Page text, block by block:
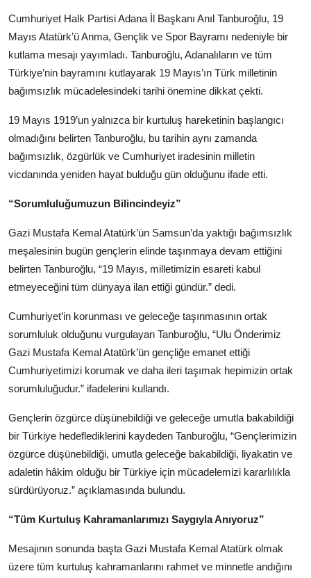
Sivil Toplum Kuruluşları
Kamu Kurumları ve Üst Kurullar
Cumhuriyet Halk Partisi Adana İl Başkanı Anıl Tanburoğlu, 19
Mayıs Atatürk’ü Anma, Gençlik ve Spor Bayramı nedeniyle bir
kutlama mesajı yayımladı. Tanburoğlu, Adanalıların ve tüm
Türkiye’nin bayramını kutlayarak 19 Mayıs’ın Türk milletinin
bağımsızlık mücadelesindeki tarihi önemine dikkat çekti.
19 Mayıs 1919’un yalnızca bir kurtuluş hareketinin başlangıcı
olmadığını belirten Tanburoğlu, bu tarihin aynı zamanda
bağımsızlık, özgürlük ve Cumhuriyet iradesinin milletin
vicdanında yeniden hayat bulduğu gün olduğunu ifade etti.
“Sorumluluğumuzun Bilincindeyiz”
Gazi Mustafa Kemal Atatürk’ün Samsun’da yaktığı bağımsızlık
meşalesinin bugün gençlerin elinde taşınmaya devam ettiğini
belirten Tanburoğlu, “19 Mayıs, milletimizin esareti kabul
etmeyeceğini tüm dünyaya ilan ettiği gündür.” dedi.
Cumhuriyet’in korunması ve geleceğe taşınmasının ortak
sorumluluk olduğunu vurgulayan Tanburoğlu, “Ulu Önderimiz
Gazi Mustafa Kemal Atatürk’ün gençliğe emanet ettiği
Cumhuriyetimizi korumak ve daha ileri taşımak hepimizin ortak
sorumluluğudur.” ifadelerini kullandı.
Gençlerin özgürce düşünebildiği ve geleceğe umutla bakabildiği
bir Türkiye hedeflediklerini kaydeden Tanburoğlu, “Gençlerimizin
özgürce düşünebildiği, umutla geleceğe bakabildiği, liyakatin ve
adaletin hâkim olduğu bir Türkiye için mücadelemizi kararlılıkla
sürdürüyoruz.” açıklamasında bulundu.
“Tüm Kurtuluş Kahramanlarımızı Saygıyla Anıyoruz”
Mesajının sonunda başta Gazi Mustafa Kemal Atatürk olmak
üzere tüm kurtuluş kahramanlarını rahmet ve minnetle andığını